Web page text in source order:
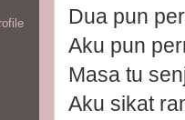
Dua pun
Aku pun
Masa tu
Aku sikat